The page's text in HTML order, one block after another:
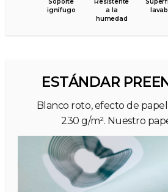
ignífugo
a la
humedad
ESTÁNDAR
Blanco roto, efecto de
230 g/m². Nuestro